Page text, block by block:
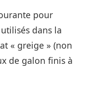
pour
utilisés dans la
« greige » (non
de galon finis à